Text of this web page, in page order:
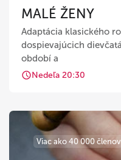
MALÉ ŽENY
Adaptácia klasického
dospievajúcich
období a
Nedeľa 20:30
Viac ako 40 000